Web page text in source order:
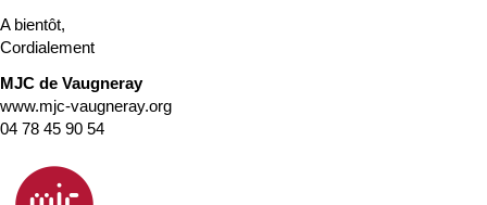
A bientôt,
Cordialement
MJC de Vaugneray
www.mjc-vaugneray.org
04 78 45 90 54